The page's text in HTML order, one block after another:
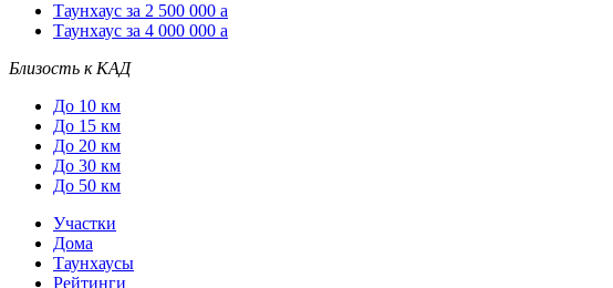
Таунхаус за 2 500 000 a
Таунхаус за 4 000 000 a
Близость к КАД
До 10 км
До 15 км
До 20 км
До 30 км
До 50 км
Участки
Дома
Таунхаусы
Рейтинги